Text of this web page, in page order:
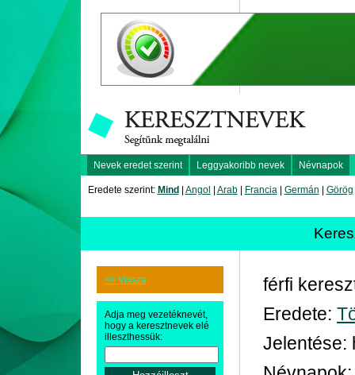
Nevek eredet szerint Leggyakoribb nevek Névnapok
Eredete szerint: Mind Angol Arab| Francia| Germán Görög
<< Vissza
Adja meg vezetéknevét,
hogy a keresztnevek elé
illeszthessük:
férfi
Eredete:
Jelentése: